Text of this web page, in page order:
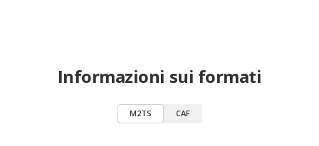
Informazioni sui formati
M2TS CAF